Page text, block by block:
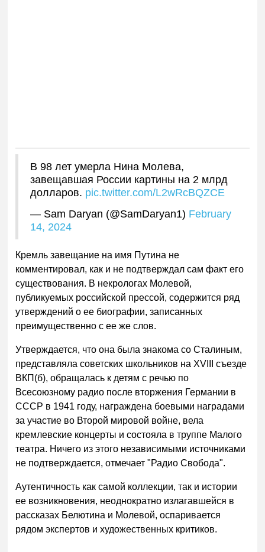
В 98 лет умерла Нина Молева,
завещавшая России картины на 2 млрд
долларов. pic.twitter.com/L2wRcBQZCE
— Sam Daryan (@SamDaryan1) February
14, 2024
Кремль завещание на имя Путина не
комментировал, как и не подтверждал сам факт его
существования. В некрологах Молевой,
публикуемых российской прессой, содержится ряд
утверждений о ее биографии, записанных
преимущественно с ее же слов.
Утверждается, что она была знакома со Сталиным,
представляла советских школьников на XVIII съезде
ВКП(б), обращалась к детям с речью по
Всесоюзному радио после вторжения Германии в
СССР в 1941 году, награждена боевыми наградами
за участие во Второй мировой войне, вела
кремлевские концерты и состояла в труппе Малого
театра. Ничего из этого независимыми источниками
не подтверждается, отмечает "Радио Свобода".
Аутентичность как самой коллекции, так и истории
ее возникновения, неоднократно излагавшейся в
рассказах Белютина и Молевой, оспаривается
рядом экспертов и художественных критиков.